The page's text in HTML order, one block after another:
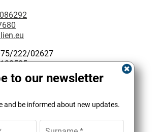
222/02627
Geprüfter Immobilienmakler IHK
to our newsletter
and be informed about new updates.
100%
SEHR GUT